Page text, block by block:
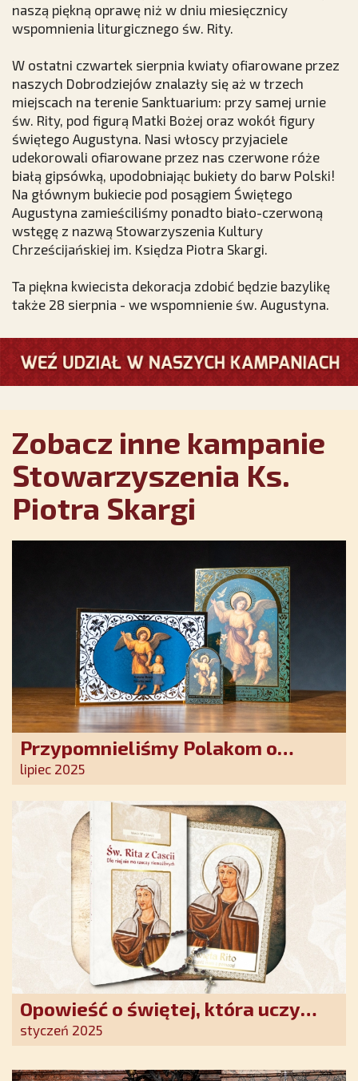
naszą piękną oprawę niż w dniu miesięcznicy
wspomnienia liturgicznego św. Rity.
W ostatni czwartek sierpnia kwiaty ofiarowane przez
naszych Dobrodziejów znalazły się aż w trzech
miejscach na terenie Sanktuarium: przy samej urnie
św. Rity, pod figurą Matki Bożej oraz wokół figury
świętego Augustyna. Nasi włoscy przyjaciele
udekorowali ofiarowane przez nas czerwone róże
białą gipsówką, upodobniając bukiety do barw Polski!
Na głównym bukiecie pod posągiem Świętego
Augustyna zamieściliśmy ponadto biało-czerwoną
wstęgę z nazwą Stowarzyszenia Kultury
Chrześcijańskiej im. Księdza Piotra Skargi.
Ta piękna kwiecista dekoracja zdobić będzie bazylikę
także 28 sierpnia - we wspomnienie św. Augustyna.
Zobacz inne kampanie
Stowarzyszenia Ks.
Piotra Skargi
Przypomnieliśmy Polakom o
obecności Anioła Stróża!
lipiec 2025
Opowieść o świętej, która uczy
szczerego oddania się Bogu.
nadziei w XXI wieku
styczeń 2025